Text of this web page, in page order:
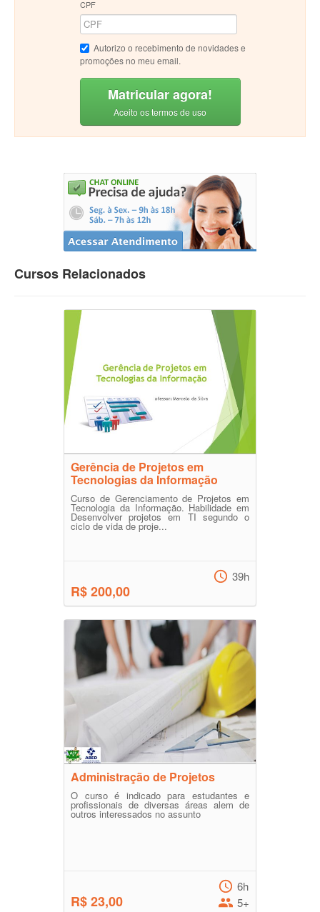
CPF
Autorizo o recebimento de novidades e
promoções no meu email.
Matricular agora!
Aceito os termos de uso
Cursos Relacionados
Gerência de Projetos em
Tecnologias da Informação
Curso de Gerenciamento de Projetos em
Tecnologia da Informação. Habilidade em
Desenvolver projetos em TI segundo o
ciclo de vida de proje...
R$ 200,00
39h
Administração de Projetos
O curso é indicado para estudantes e
profissionais de diversas áreas alem de
outros interessados no assunto
R$ 23,00
6h
5+